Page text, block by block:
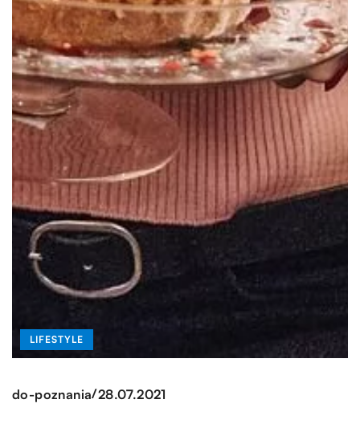
LIFESTYLE
do-poznania/28.07.2021